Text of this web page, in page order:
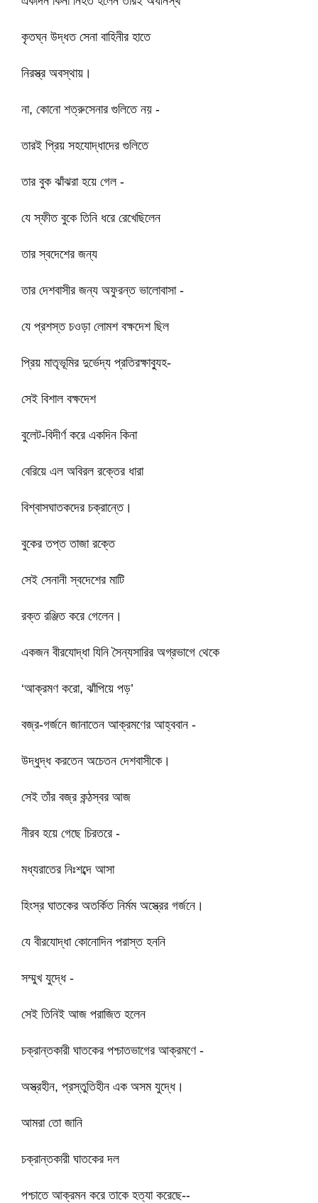
কৃতঘ্ন উদ্ধত সেনা বাহিনীর হাতে
নিরস্ত্র অবস্থায়।
না, কোনো শত্রুসেনার গুলিতে নয় -
তারই প্রিয় সহযোদ্ধাদের গুলিতে
তার বুক ঝাঁঝরা হয়ে গেল -
যে স্ফীত বুকে তিনি ধরে রেখেছিলেন
তার স্বদেশের জন্য
তার দেশবাসীর জন্য অফুরন্ত ভালোবাসা -
যে প্রশস্ত চওড়া লোমশ বক্ষদেশ ছিল
প্রিয় মাতৃভূমির দুর্ভেদ্য প্রতিরক্ষাব্যুহ-
সেই বিশাল বক্ষদেশ
বুলেট-বিদীর্ণ করে একদিন কিনা
বেরিয়ে এল অবিরল রক্তের ধারা
বিশ্বাসঘাতকদের চক্রান্তে।
বুকের তপ্ত তাজা রক্তে
সেই সেনানী স্বদেশের মাটি
রক্ত রঞ্জিত করে গেলেন।
একজন বীরযোদ্ধা যিনি সৈন্যসারির অগ্রভাগে থেকে
‘আক্রমণ করো, ঝাঁপিয়ে পড়’
বজ্র-গর্জনে জানাতেন আক্রমণের আহ্ববান -
উদ্ধুদ্ধ করতেন অচেতন দেশবাসীকে।
সেই তাঁর বজ্র কন্ঠস্বর আজ
নীরব হয়ে গেছে চিরতরে -
মধ্যরাতের নিঃশব্দে আসা
হিংস্র ঘাতকের অতর্কিত নির্মম অস্ত্রের গর্জনে।
যে বীরযোদ্ধা কোনোদিন পরাস্ত হননি
সম্মুখ যুদ্ধে -
সেই তিনিই আজ পরাজিত হলেন
চক্রান্তকারী ঘাতকের পশ্চাতভাগের আক্রমণে -
অস্ত্রহীন, প্রস্তুতিহীন এক অসম যুদ্ধে।
আমরা তো জানি
চক্রান্তকারী ঘাতকের দল
পশ্চাতে আক্রমন করে তাকে হত্যা করেছে--